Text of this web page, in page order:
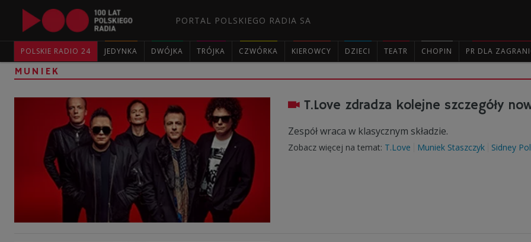
PORTAL POLSKIEGO RADIA SA
POLSKIE RADIO 24 JEDYNKA DWÓJKA TRÓJKA CZWÓRKA KIEROWCY DZIECI TEATR CHOPIN PR DLA
MUNIEK
T.Love zdradza kolejne szczegóły
Zespół wraca w klasycznym składzie.
Zobacz więcej na temat: T.Love Muniek Staszczyk Sidney